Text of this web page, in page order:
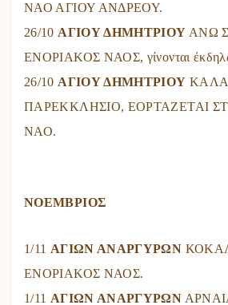
ΝΑΟ ΑΓΙΟΥ ΑΝΔΡΕΟΥ.
26/10 ΑΓΙΟΥ ΔΗΜΗΤΡΙΟΥ ΑΝΩ
ΕΝΟΡΙΑΚΟΣ ΝΑΟΣ, γίνονται
26/10 ΑΓΙΟΥ ΔΗΜΗΤΡΙΟΥ
ΠΑΡΕΚΚΛΗΣΙΟ, ΕΟΡΤΑΖΕΤΑΙ
ΝΑΟ.
ΝΟΕΜΒΡΙΟΣ
1/11 ΑΓΙΩΝ ΑΝΑΡΓΥΡΩΝ
ΕΝΟΡΙΑΚΟΣ ΝΑΟΣ.
1/11 ΑΓΙΩΝ ΑΝΑΡΓΥΡΩΝ